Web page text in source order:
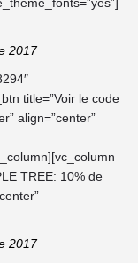
2017
title=”Voir le code
align=”center”
TREE: 10% de
2017